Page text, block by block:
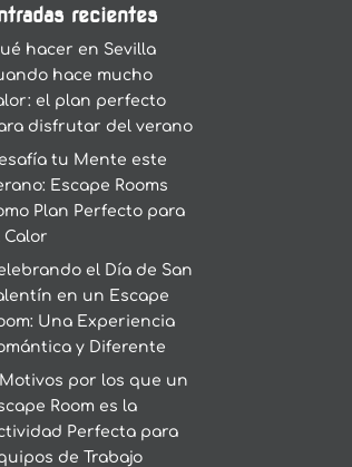
recientes
hacer en Sevilla
hace mucho
el plan perfecto
disfrutar del verano
tu Mente este
Escape Rooms
Plan Perfecto para
Calor
el Día de San
en un Escape
Una Experiencia
y Diferente
por los que un
Room es la
Perfecta para
de Trabajo